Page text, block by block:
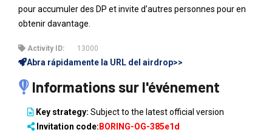
pour accumuler des DP et invite d’autres personnes pour en
obtenir davantage.
Activity ID: 13000
Abra rápidamente la URL del airdrop>>
Informations sur l'événement
Key strategy: Subject to the latest official version
Invitation code: BORING-OG-385e1d